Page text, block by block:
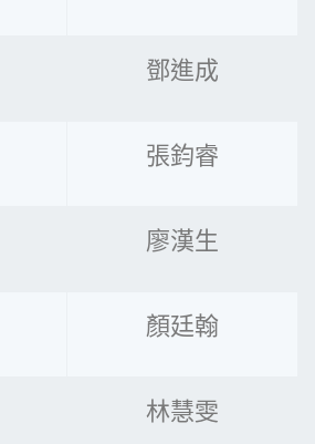
鄧進成
張鈞睿
廖漢生
顏廷翰
林慧雯